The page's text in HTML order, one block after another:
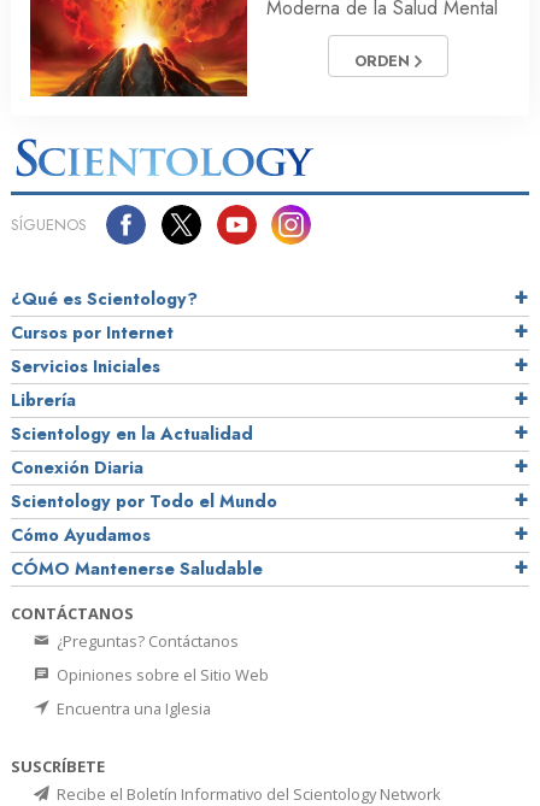
Moderna de la Salud Mental
ORDEN
SÍGUENOS
¿Qué es Scientology?
Cursos por Internet
Servicios Iniciales
Librería
Scientology en la Actualidad
Conexión Diaria
Scientology por Todo el Mundo
Cómo Ayudamos
CÓMO Mantenerse Saludable
CONTÁCTANOS
¿Preguntas? Contáctanos
Opiniones sobre el Sitio Web
Encuentra una Iglesia
SUSCRÍBETE
Recibe el Boletín Informativo del Scientology Network